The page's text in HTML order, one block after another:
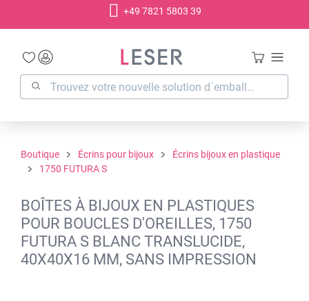
+49 7821 5803 39
Boutique Écrins pour bijoux
Écrins bijoux en plastique
1750 FUTURA S
BOÎTES À BIJOUX EN PLASTIQUES
POUR BOUCLES D'OREILLES, 1750
FUTURA S BLANC TRANSLUCIDE,
40X40X16 MM, SANS IMPRESSION